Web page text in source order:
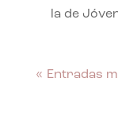
la de
« Entradas